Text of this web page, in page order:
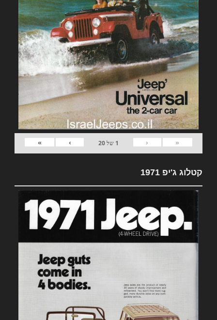
«
‹
1 של20
›
»
קטלוג ג'יפ 1971